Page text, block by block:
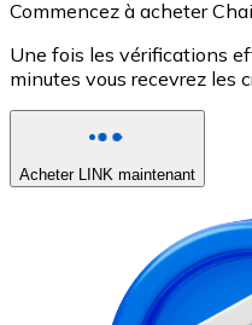
Commencez à acheter
Une fois les vérifications
minutes vous recevrez les
Acheter LINK maintenant